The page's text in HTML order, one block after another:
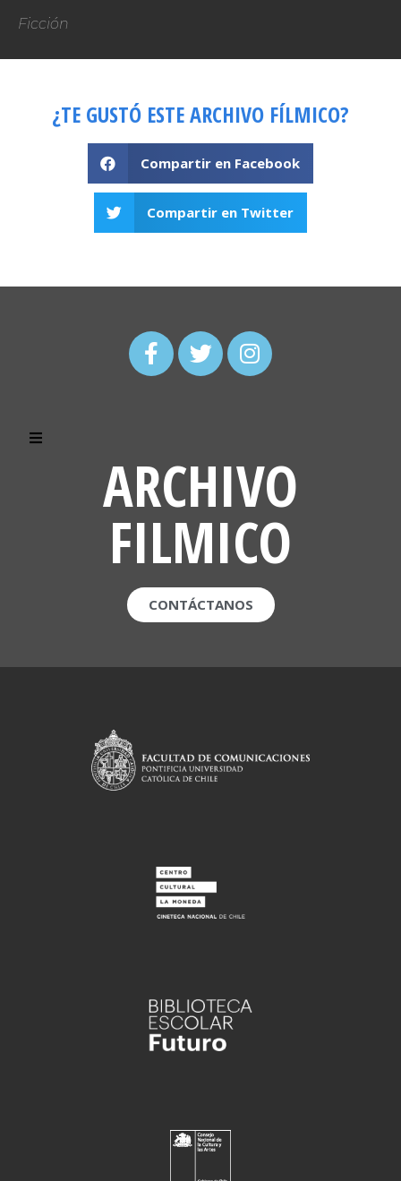
Ficción
¿TE GUSTÓ ESTE ARCHIVO FÍLMICO?
Compartir en Facebook
Compartir en Twitter
ARCHIVO
FILMICO
CONTÁCTANOS